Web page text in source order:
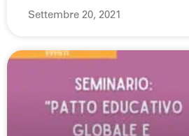
Settembre 20, 2021